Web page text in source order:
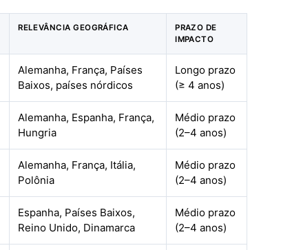
RELEVÂNCIA GEOGRÁFICA
PRAZO DE
IMPACTO
Alemanha, França, Países
Baixos, países nórdicos
Longo prazo
(≥ 4 anos)
Alemanha, Espanha, França,
Hungria
Médio prazo
(2–4 anos)
Alemanha, França, Itália,
Polônia
Médio prazo
(2–4 anos)
Espanha, Países Baixos,
Reino Unido, Dinamarca
Médio prazo
(2–4 anos)